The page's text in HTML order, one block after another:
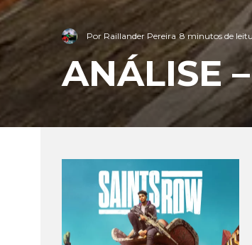
Por Raillander Pereira 8 minutos de
ANÁLISE